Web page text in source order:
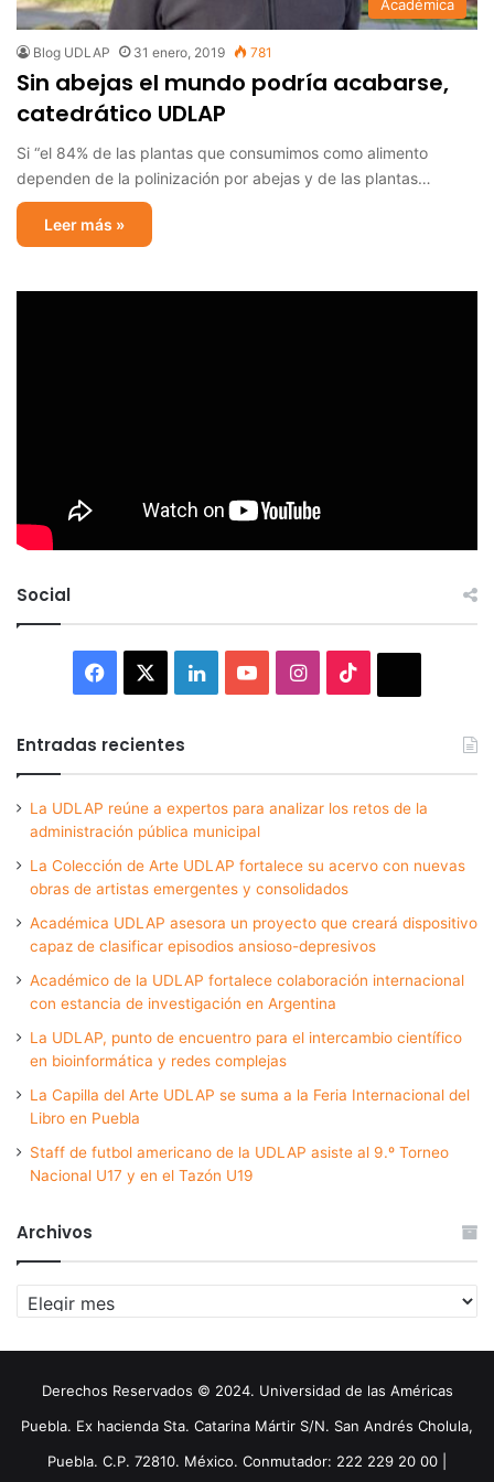
Académica
Blog UDLAP 31 enero, 2019 781
Sin abejas el mundo podría acabarse,
catedrático UDLAP
Si “el 84% de las plantas que consumimos como alimento
dependen de la polinización por abejas y de las plantas…
Leer más »
Social
Facebook LinkedInYouTubeInstagram
Entradas recientes
La UDLAP reúne a expertos para analizar los retos de la
administración pública municipal
La Colección de Arte UDLAP fortalece su acervo con nuevas
obras de artistas emergentes y consolidados
Académica UDLAP asesora un proyecto que creará dispositivo
capaz de clasificar episodios ansioso-depresivos
Académico de la UDLAP fortalece colaboración internacional
con estancia de investigación en Argentina
La UDLAP, punto de encuentro para el intercambio científico
en bioinformática y redes complejas
La Capilla del Arte UDLAP se suma a la Feria Internacional del
Libro en Puebla
Staff de futbol americano de la UDLAP asiste al 9.º Torneo
Nacional U17 y en el Tazón U19
Archivos
Archivos
Derechos Reservados © 2024. Universidad de las Américas
Puebla. Ex hacienda Sta. Catarina Mártir S/N. San Andrés Cholula,
Puebla. C.P. 72810. México. Conmutador: 222 229 20 00 |